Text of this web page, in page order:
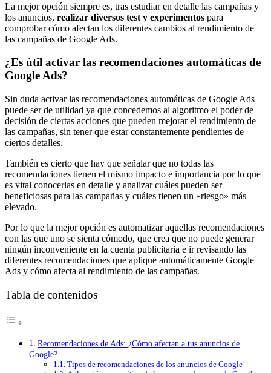
La mejor opción siempre es, tras estudiar en detalle las campañas y
los anuncios, realizar diversos test y experimentos para
comprobar cómo afectan los diferentes cambios al rendimiento de
las campañas de Google Ads.
¿Es útil activar las recomendaciones automáticas de
Google Ads?
Sin duda activar las recomendaciones automáticas de Google Ads
puede ser de utilidad ya que concedemos al algoritmo el poder de
decisión de ciertas acciones que pueden mejorar el rendimiento de
las campañas, sin tener que estar constantemente pendientes de
ciertos detalles.
También es cierto que hay que señalar que no todas las
recomendaciones tienen el mismo impacto e importancia por lo que
es vital conocerlas en detalle y analizar cuáles pueden ser
beneficiosas para las campañas y cuáles tienen un «riesgo» más
elevado.
Por lo que la mejor opción es automatizar aquellas recomendaciones
con las que uno se sienta cómodo, que crea que no puede generar
ningún inconveniente en la cuenta publicitaria e ir revisando las
diferentes recomendaciones que aplique automáticamente Google
Ads y cómo afecta al rendimiento de las campañas.
Tabla de contenidos
Recomendaciones de Ads: ¿Cómo afectan a tus anuncios de
Google?
Tipos de recomendaciones de los anuncios de Google